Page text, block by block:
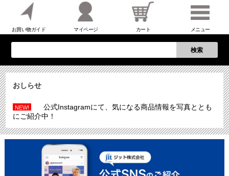
お買い物ガイド マイページ カート メニュー
検索
おしらせ
NEW!
公式Instagramにて、気になる商品情報を写真ととも
にご紹介中！